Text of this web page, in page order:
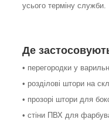
усього терміну служби.
Де
• перегородки у
• розділові штори на
• прозорі штори для
• стіни ПВХ для